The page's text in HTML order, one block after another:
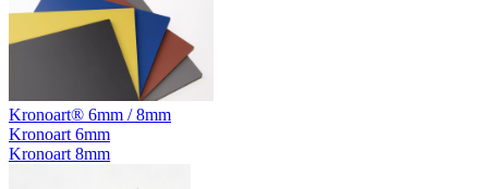
Kronoart® 6mm / 8mm
Kronoart 6mm
Kronoart 8mm